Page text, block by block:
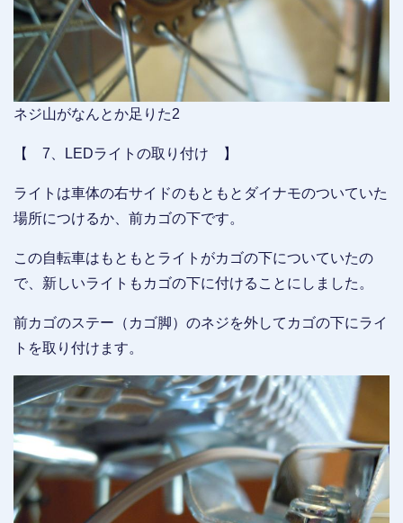
ネジ山がなんとか足りた2
【 7、LEDライトの取り付け 】
ライトは車体の右サイドのもともとダイナモのついていた
場所につけるか、前カゴの下です。
この自転車はもともとライトがカゴの下についていたの
で、新しいライトもカゴの下に付けることにしました。
前カゴのステー（カゴ脚）のネジを外してカゴの下にライ
トを取り付けます。